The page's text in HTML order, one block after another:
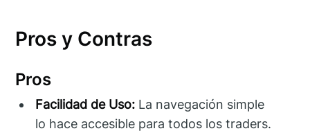
Pros y Contras
Pros
Facilidad de Uso: La navegación simple
lo hace accesible para todos los traders.